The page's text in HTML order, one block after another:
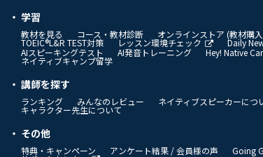
学習
教材を見る コース・教材診断 オンラインストア (教材購
TOEIC®L&R TEST対策 レッスン環境チェック Daily
AIスピーキングテスト
AI発音トレーニング Hey! Native
ネイティブキャンプ留学
講師を探す
ランキング みんなのレビュー ネイティブスピーカーにつ
キャラクター先生について
その他
特典・キャンペーン アンケート結果 / 会員様の声 Going